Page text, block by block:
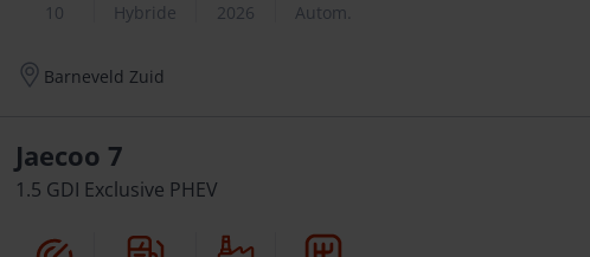
10 Hybride 2026 Autom.
Barneveld Zuid
Jaecoo 7
1.5 GDI Exclusive PHEV